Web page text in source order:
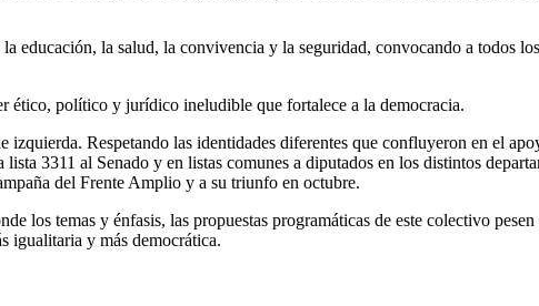
educación, la salud, la convivencia y la seguridad, convocando a todos
ético, político y jurídico ineludible que fortalece a la democracia.
izquierda. Respetando las identidades diferentes que confluyeron en el
3311 al Senado y en listas comunes a diputados en los distintos
del Frente Amplio y a su triunfo en octubre.
los temas y énfasis, las propuestas programáticas de este colectivo
igualitaria y más democrática.